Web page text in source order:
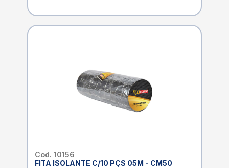
Cod. 10156
FITA ISOLANTE C/10 PÇS 05M - CM50